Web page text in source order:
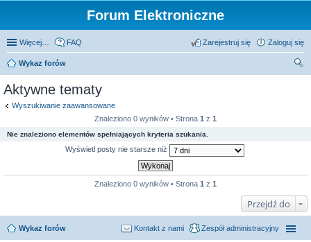
Forum Elektroniczne
Więcej… FAQ Zaloguj się
Zarejestruj się
Wykaz forów
Aktywne tematy
Wyszukiwanie zaawansowane
Znaleziono 0 wyników • Strona 1 z 1
Nie znaleziono elementów spełniających kryteria szukania.
Wyświetl posty nie starsze niż
Znaleziono 0 wyników • Strona 1 z 1
Przejdź do
Wykaz forów Zespół administracyjny
Kontakt z nami